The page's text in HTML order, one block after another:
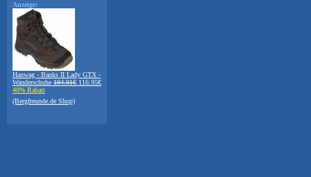
Anzeige:
Hanwag - Banks II Lady GTX -
Wanderschuhe 194.91€ 116.95€
40% Rabatt
(Bergfreunde.de Shop)